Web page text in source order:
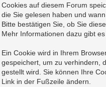
Cookies auf diesem Forum
die Sie gelesen haben und
Bitte bestätigen Sie, ob Sie
Mehr Informationen dazu gibt
Ein Cookie wird in Ihrem
gespeichert, um zu verhindern,
gestellt wird. Sie können Ihre
Link in der Fußzeile ändern.